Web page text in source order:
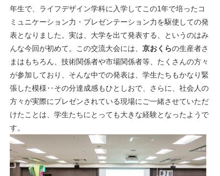
年生で、ライフデザイン学科に入学してこの1年で培ったコ
ミュニケーション力・プレゼンテーション力を駆使しての発
表となりました。実は、大学を出て発表する、というのはみ
んな今回が初めて。この交流大会には、 京おくらの生産者さ
まはもちろん、技術関係者や市場関係者等、たくさんの方々
が参加しており、そんな中での発表は、学生たちもかなり緊
張した模様‥その分達成感もひとしおで、さらに、社会人の
方々が実際にプレゼンされている現場にご一緒させていただ
けたことは、学生たちにとっても大きな経験となったようで
す。